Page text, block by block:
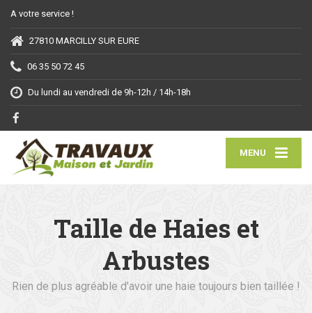
A votre service !
27810 MARCILLY SUR EURE
06 35 50 72 45
Du lundi au vendredi de 9h-12h / 14h-18h
MENU
Taille de Haies et
Arbustes
Rien de plus agréable d'avoir une haie toujours bien taillée !